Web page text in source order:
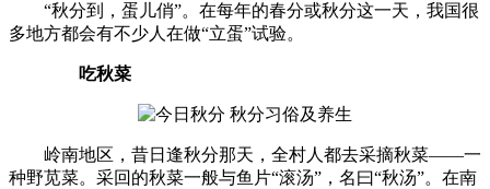
“秋分到，蛋儿俏”。在每年的春分或秋分这一天，我国很
多地方都会有不少人在做“立蛋”试验。
吃秋菜
岭南地区，昔日逢秋分那天，全村人都去采摘秋菜——一
种野苋菜。采回的秋菜一般与鱼片“滚汤”，名曰“秋汤”。在南